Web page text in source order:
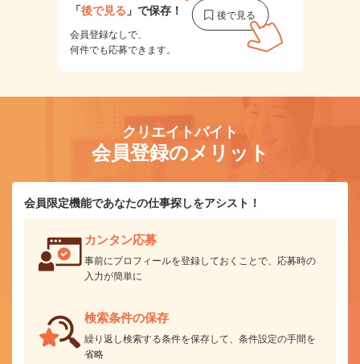
「後で見る 」で保存！
会員登録なしで、
何件でも応募できます。
クリエイトバイト
会員登録のメリット
会員限定機能であなたの仕事探しをアシスト！
カンタン応募
事前にプロフィールを登録しておくことで、応募時の
入力が簡単に
検索条件の保存
繰り返し検索する条件を保存して、条件設定の手間を
省略